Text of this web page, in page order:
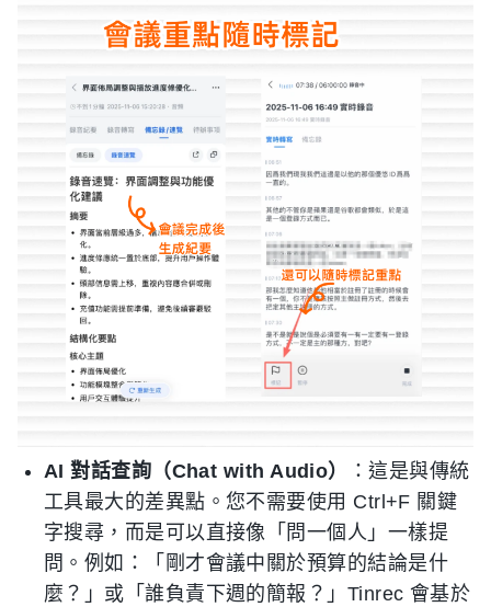
AI 對話查詢（Chat with Audio）
：這是與傳統
工具最大的差異點。您不需要使用 Ctrl+F 關鍵
字搜尋，而是可以直接像「問一個人」一樣提
問。例如：「剛才會議中關於預算的結論是什
麼？」或「誰負責下週的簡報？」Tinrec 會基於